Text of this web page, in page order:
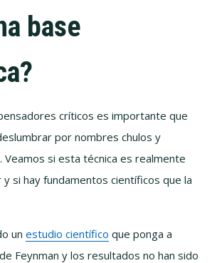
base
críticos es importante que
por nombres chulos y
Veamos si esta técnica es realmente
si hay fundamentos científicos que la
unestudio científico que ponga a
Feynman y los resultados no han sido